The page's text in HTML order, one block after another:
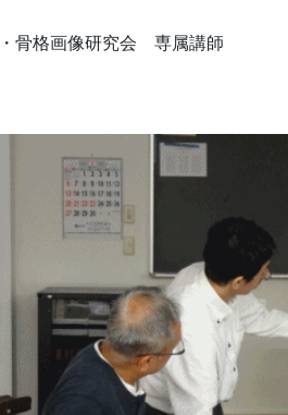
骨格画像研究会 専属講師